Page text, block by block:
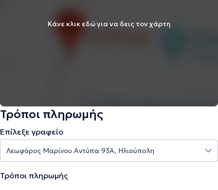
Κάνε κλικ εδώ για να δεις τον χάρτη
Τρόποι πληρωμής
Επίλεξε γραφείο
Τρόποι πληρωμής